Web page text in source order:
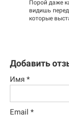
Порой даже
видишь
которые
Добавить
Имя *
Email *